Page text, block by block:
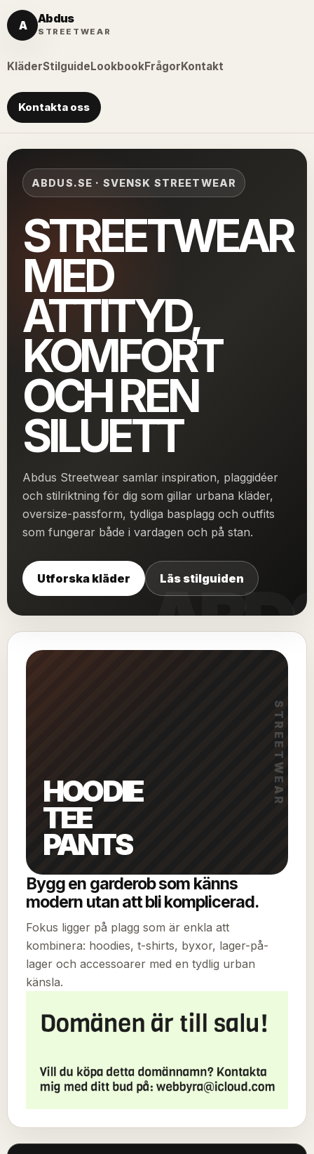
A
Abdus
STREETWEAR
KläderStilguideLookbookFrågorKontakt
Kontakta oss
ABDUS.SE · SVENSK STREETWEAR
STREETWEAR
MED
ATTITYD,
KOMFORT
OCH REN
SILUETT
Abdus Streetwear samlar inspiration, plaggidéer
och stilriktning för dig som gillar urbana kläder,
oversize-passform, tydliga basplagg och outfits
som fungerar både i vardagen och på stan.
Utforska kläder Läs stilguiden
Bygg en garderob som känns
modern utan att bli komplicerad.
Fokus ligger på plagg som är enkla att
kombinera: hoodies, t-shirts, byxor, lager-på-
lager och accessoarer med en tydlig urban
känsla.